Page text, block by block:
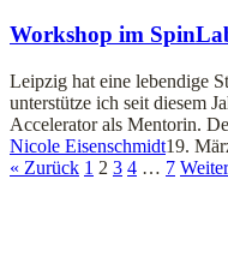
Workshop im
Leipzig hat eine lebendige
unterstütze ich seit diesem
Accelerator als Mentorin.
Nicole Eisenschmidt19.
« Zurück 1 2 3 4 … 7